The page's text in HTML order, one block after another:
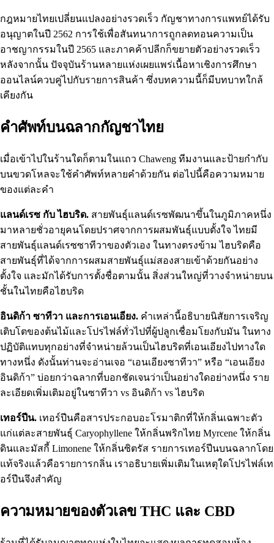
กฎหมายไทยเปลี่ยนแปลงอย่างรวดเร็ว กัญชาทางการแพทย์ได้รับ
อนุญาตในปี 2562 การใช้เพื่อสันทนาการถูกลดทอนความเป็น
อาชญากรรมในปี 2565 และภาคค้าปลีกก็ขยายตัวอย่างรวดเร็ว
หลังจากนั้น ปัจจุบันร้านหลายแห่งเผยแพร่เนื้อหาเชิงการศึกษา
ออนไลน์ควบคู่ไปกับรายการสินค้า ซึ่งบทความนี้ก็มีบทบาทใกล้
เคียงกัน
คำศัพท์บนฉลากกัญชาไทย
เมื่อเข้าไปในร้านใดก็ตามในแถว Chaweng ทีมงานและป้ายกำกับ
บนขวดโหลจะใช้คำศัพท์หลายคำด้วยกัน ต่อไปนี้คือความหมาย
ของแต่ละคำ
แลนด์เรซ กับ ไฮบริด. สายพันธุ์แลนด์เรซพัฒนาขึ้นในภูมิภาคหนึ่ง
มาหลายชั่วอายุคนโดยปราศจากการผสมพันธุ์แบบตั้งใจ ไทยมี
สายพันธุ์แลนด์เรซซาทีวาของตัวเอง ในทางตรงข้าม ไฮบริดคือ
สายพันธุ์ที่ได้จากการผสมสายพันธุ์แม่สองสายเข้าด้วยกันอย่าง
ตั้งใจ และมักได้รับการตั้งชื่อตามนั้น สิ่งส่วนใหญ่ที่วางจำหน่ายบน
ชั้นในไทยคือไฮบริด
อินดิก้า ซาทีวา และการเอนเอียง. คำเหล่านี้อธิบายนิสัยการเจริญ
เติบโตของต้นไม้และโปรไฟล์ทั่วไปที่ผู้ปลูกเชื่อมโยงกับมัน ในทาง
ปฏิบัติแทบทุกอย่างที่จำหน่ายล้วนเป็นไฮบริดที่เอนเอียงไปทางใด
ทางหนึ่ง ดังนั้นท่านจะอ่านเจอ “เอนเอียงซาทีวา” หรือ “เอนเอียง
อินดิก้า” บ่อยกว่าฉลากที่บอกชัดเจนว่าเป็นอย่างใดอย่างหนึ่ง ราย
ละเอียดเพิ่มเติมอยู่ในซาทีวา vs อินดิก้า vs ไฮบริด
เทอร์ปีน. เทอร์ปีนคือสารประกอบอะโรมาติกที่ให้กลิ่นเฉพาะตัว
แก่แต่ละสายพันธุ์ Caryophyllene ให้กลิ่นพริกไทย Myrcene ให้กลิ่น
ดินและมัสกี้ Limonene ให้กลิ่นซิตรัส รายการเทอร์ปีนบนฉลากโดย
แท้จริงแล้วคือรายการกลิ่น เราอธิบายเพิ่มเติมในเหตุใดโปรไฟล์เท
อร์ปีนจึงสำคัญ
ความหมายของตัวเลข THC และ CBD